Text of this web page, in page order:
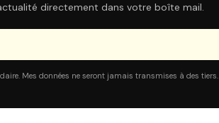
directement dans votre boîte mail.
Mes données ne seront jamais transmises à des tiers.